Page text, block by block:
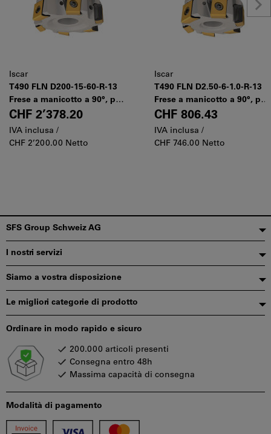
Iscar
T490 FLN D200-15-60-R-13
Frese a manicotto a 90°, per
inserti tangenziali con 4
taglienti elicoidali da 13
mm
CHF 2’378.20
IVA inclusa /
CHF 2’200.00 Netto
Iscar
T490 FLN D2.50-6-1.0-R-13
Frese a manicotto a 90°, per
inserti tangenziali con 4
taglienti elicoidali da 13
mm
CHF 806.43
IVA inclusa /
CHF 746.00 Netto
Piè
di
pagina
SFS Group Schweiz AG
I nostri servizi
Siamo a vostra disposizione
Le migliori categorie di prodotto
Modalità di pagamento
Ordinare in modo rapido e sicuro
200.000 articoli presenti
Consegna entro 48h
Massima capacità di consegna